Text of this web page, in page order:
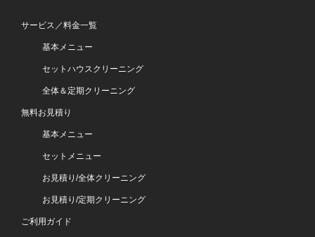
サービス／料金一覧
基本メニュー
セットハウスクリーニング
全体＆定期クリーニング
無料お見積り
基本メニュー
セットメニュー
お見積り/全体クリーニング
お見積り/定期クリーニング
ご利用ガイド